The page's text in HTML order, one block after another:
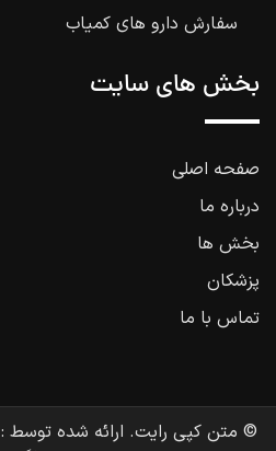
سفارش دارو های کمیاب
بخش های سایت
صفحه اصلی
درباره ما
بخش ها
پزشکان
تماس با ما
© متن کپی رایت. ارائه شده توسط :